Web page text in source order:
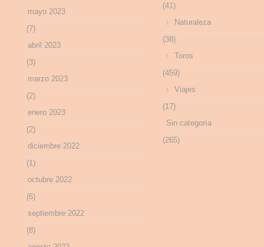
mayo 2023
(7)
abril 2023
(3)
marzo 2023
(2)
enero 2023
(2)
diciembre 2022
(1)
octubre 2022
(6)
septiembre 2022
(8)
(41)
Naturaleza
(38)
Toros
(459)
Viajes
(17)
Sin categoría
(265)